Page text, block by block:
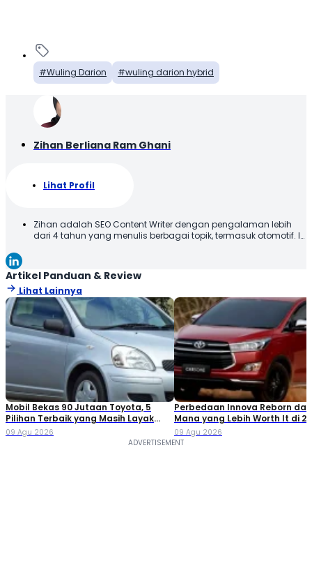
Wuling Darion wuling darion hybrid
Zihan Berliana Ram Ghani
Lihat Profil
Zihan adalah SEO Content Writer dengan pengalaman lebih
dari 4 tahun yang menulis berbagai topik, termasuk otomotif. Ia
oleh pembaca. Melalui tulisannya, Zihan berupaya
memberikan informasi yang relevan dan bermanfaat. Selamat
Membaca!
Artikel Panduan & Review
Lihat Lainnya
Mobil Bekas 90 Jutaan Toyota, 5
Pilihan Terbaik yang Masih Layak
Dibeli
09 Agu 2026
Perbedaan Innova Reborn
Mana yang Lebih Worth It di
09 Agu 2026